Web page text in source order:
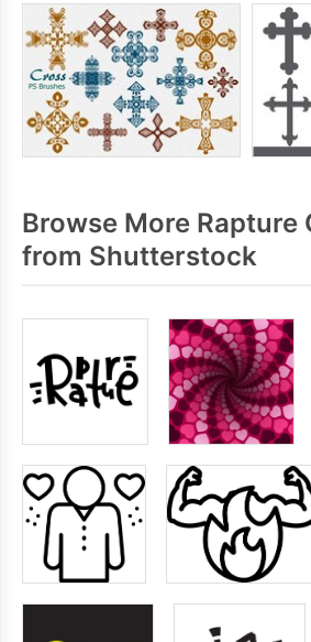
Browse More Rapture
from Shutterstock